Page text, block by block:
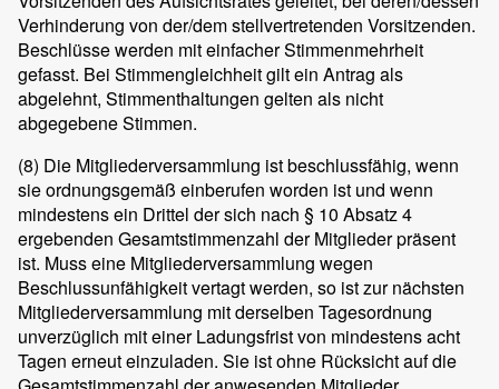
Verhinderung von der/dem stellvertretenden Vorsitzenden.
Beschlüsse werden mit einfacher Stimmenmehrheit
gefasst. Bei Stimmengleichheit gilt ein Antrag als
abgelehnt, Stimmenthaltungen gelten als nicht
abgegebene Stimmen.
(8) Die Mitgliederversammlung ist beschlussfähig, wenn
sie ordnungsgemäß einberufen worden ist und wenn
mindestens ein Drittel der sich nach § 10 Absatz 4
ergebenden Gesamtstimmenzahl der Mitglieder präsent
ist. Muss eine Mitgliederversammlung wegen
Beschlussunfähigkeit vertagt werden, so ist zur nächsten
Mitgliederversammlung mit derselben Tagesordnung
unverzüglich mit einer Ladungsfrist von mindestens acht
Tagen erneut einzuladen. Sie ist ohne Rücksicht auf die